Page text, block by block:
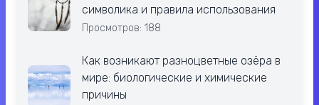
символика и правила использования
Просмотров: 188
Как возникают разноцветные озёра в
мире: биологические и химические
причины